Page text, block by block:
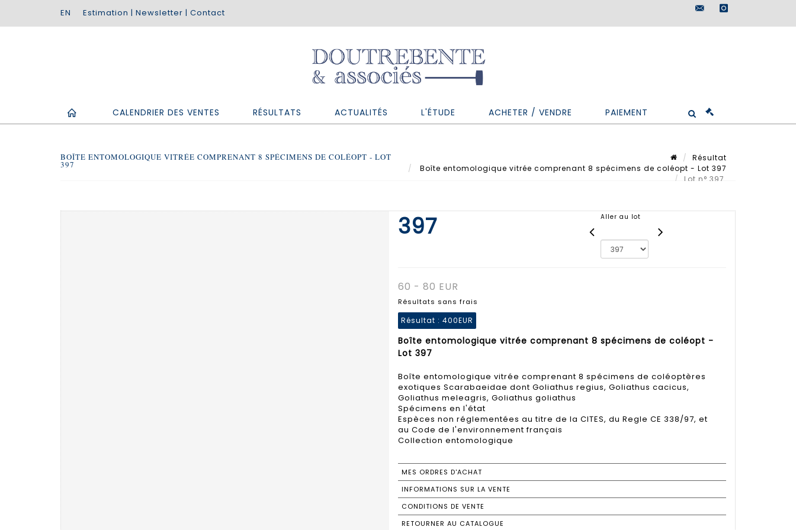
Estimation | Newsletter | Contact
instagram
CALENDRIER DES VENTES RÉSULTATS ACTUALITÉS L'ÉTUDE ACHETER / VENDRE PAIEMENT
BOÎTE ENTOMOLOGIQUE VITRÉE COMPRENANT 8 SPÉCIMENS DE COLÉOPT - LOT
397
Résultat
Boîte entomologique vitrée comprenant 8 spécimens de coléopt - Lot 397
Lot n° 397
397 Aller au lot
60 - 80 EUR
Résultats sans frais
Résultat : 400EUR
Boîte entomologique vitrée comprenant 8 spécimens de coléopt -
Lot 397
Boîte entomologique vitrée comprenant 8 spécimens de coléoptères
exotiques Scarabaeidae dont Goliathus regius, Goliathus cacicus,
Goliathus meleagris, Goliathus goliathus
Spécimens en l'état
Espèces non réglementées au titre de la CITES, du Regle CE 338/97, et
au Code de l'environnement français
Collection entomologique
MES ORDRES D'ACHAT
INFORMATIONS SUR LA VENTE
CONDITIONS DE VENTE
RETOURNER AU CATALOGUE